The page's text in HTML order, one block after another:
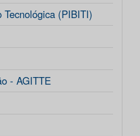
(PIBITI)
- AGITTE